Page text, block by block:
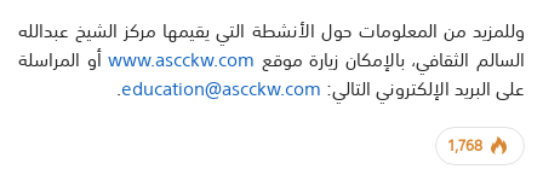
وللمزيد من المعلومات حول الأنشطة التي يقيمها مركز الشيخ عبدالله
السالم الثقافي، بالإمكان زيارة موقع www.ascckw.comأو المراسلة
على البريد الإلكتروني التالي: education@ascckw.com
.
1,768